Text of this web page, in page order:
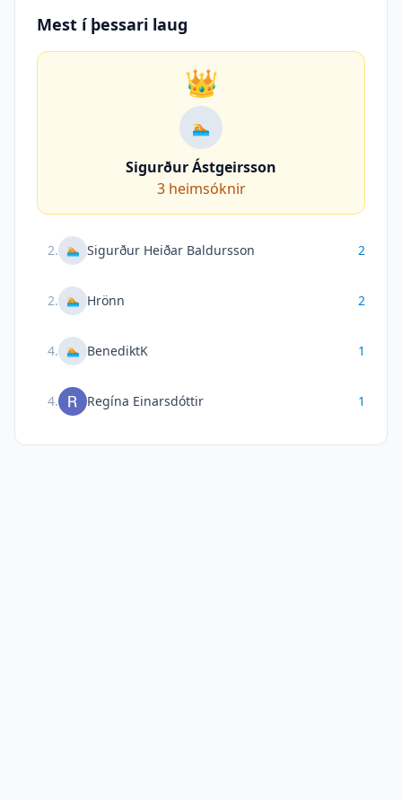
Mest í þessari laug
👑
🏊
Sigurður Ástgeirsson
3 heimsóknir
2. 🏊 Sigurður Heiðar Baldursson 2
2. 🏊 Hrönn 2
4. 🏊 BenediktK 1
4. Regína Einarsdóttir 1